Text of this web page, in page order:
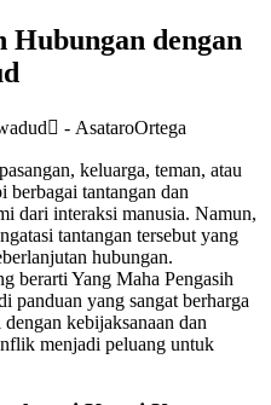
Hubungan dengan
keluarga, teman, atau
berbagai tantangan dan
dari interaksi manusia. Namun,
tantangan tersebut yang
hubungan.
berarti Yang Maha Pengasih
panduan yang sangat berharga
kebijaksanaan dan
menjadi peluang untuk